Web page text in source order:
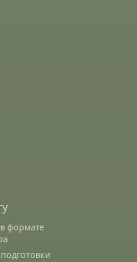
формате